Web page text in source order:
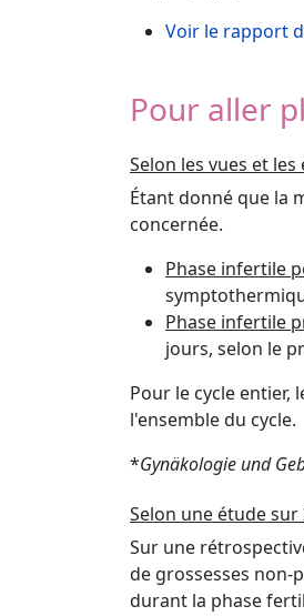
Voir le rapport
Pour aller
Selon les vues et
Étant donné que la
concernée.
Phase infertile
Phase infertile
jours, selon le
Pour le cycle
l'ensemble du cycle.
*Gynäkologie und
Selon une étude
Sur une
de grossesses non-
durant la phase